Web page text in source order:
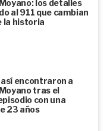
los detalles
al 911 que cambian
la historia
encontraron a
tras el
con una
23 años